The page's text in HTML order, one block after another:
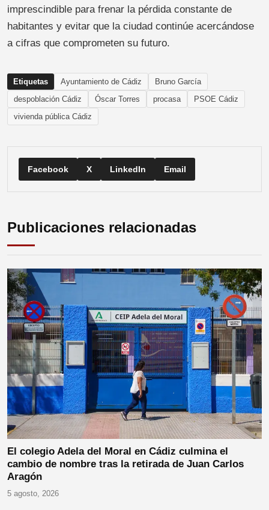
imprescindible para frenar la pérdida constante de
habitantes y evitar que la ciudad continúe acercándose
a cifras que comprometen su futuro.
Etiquetas Ayuntamiento de Cádiz
Bruno García
despoblación Cádiz
Óscar Torres procasa
PSOE Cádiz
vivienda pública Cádiz
Facebook X LinkedIn Email
Publicaciones relacionadas
El colegio Adela del Moral en Cádiz culmina el
cambio de nombre tras la retirada de Juan Carlos
Aragón
5 agosto, 2026